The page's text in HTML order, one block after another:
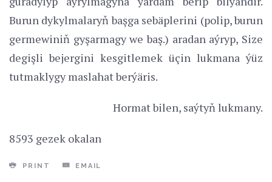
Burun dykylmalaryň başga sebäplerini (polip, burun
germewiniň gyşarmagy we baş.) aradan aýryp, Size
degişli bejergini kesgitlemek üçin lukmana ýüz
tutmaklygy maslahat berýäris.
Hormat bilen, saýtyň lukmany.
8593 gezek okalan
PRINT EMAIL